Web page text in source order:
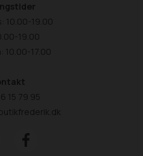
10.00-19.00
19.00
10.00-17.00
15 79 95